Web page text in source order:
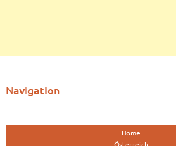
Navigation
Home